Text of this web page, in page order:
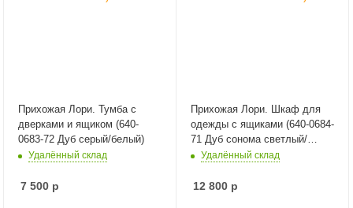
Прихожая Лори. Тумба с
дверками и ящиком (640-
0683-72 Дуб серый/белый)
Удалённый склад
7 500 р
Прихожая Лори. Шкаф для
одежды с ящиками (640-0684-
71 Дуб сонома светлый/
белый)
Удалённый склад
12 800 р